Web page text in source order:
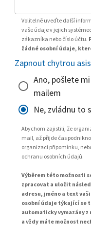
Volitelně uveďte další
vaše údaje v jejich
zákazníka nebo číslo účtu.
žádné osobní údaje,
Zapnout chytrou
Ano, pošlete
mailem
Ne, zvládnu to
Abychom zajistili, že
mail, až přijde čas
organizaci připomínku,
ochranu osobních údajů.
Výběrem této možnosti
zpracovat a uložit
adresu, jméno a text
osobní údaje týkající se
automaticky vymazány
a vždy máte možnost